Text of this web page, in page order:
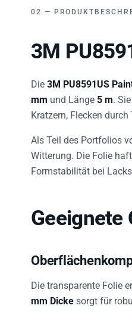
3M
Die 3M PU8591US
mm und Länge 5 m .
Kratzern, Flecken durch
Als Teil des Portfolios
Witterung. Die Folie
Formstabilität bei
Geeignete
Die transparente Folie
mm Dicke sorgt für